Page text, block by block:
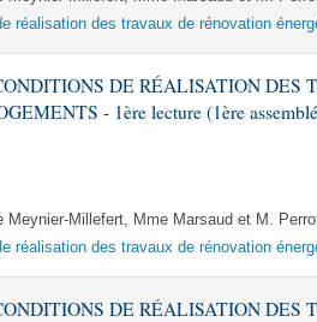
réalisation des travaux de rénovation
DE RÉALISATION DES
- 1ère lecture (1ère
Meynier-Millefert, Mme Marsaud et M.
réalisation des travaux de rénovation
DE RÉALISATION DES